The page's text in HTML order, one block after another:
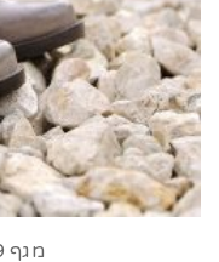
מגף 2079 | אפור מלט